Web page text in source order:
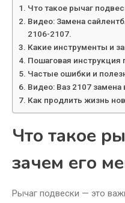
Что такое рычаг
Видео: Замена
2106-2107.
Какие инструменты и
Пошаговая инструкция
Частые ошибки и
Видео: Ваз 2107 замена
Как продлить жизнь
Что такое
зачем его
Рычаг подвески — это